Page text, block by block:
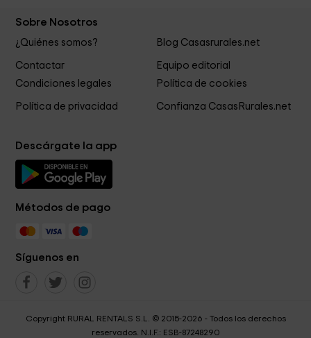
Sobre Nosotros
¿Quiénes somos? Blog Casasrurales.net
Contactar
Equipo editorial
Condiciones legales
Política de cookies
Política de privacidad Confianza CasasRurales.net
Descárgate la app
Métodos de pago
Síguenos en
Copyright RURAL RENTALS S.L. © 2015-2026 - Todos los derechos
reservados. N.I.F.: ESB-87248290